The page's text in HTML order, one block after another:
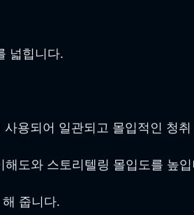
넓힙니다.
용되어 일관되고 몰입적인 청
도와 스토리텔링 몰입도를 높
줍니다.